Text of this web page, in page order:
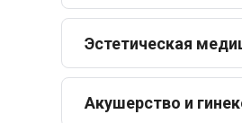
Эстетическая
Акушерство и